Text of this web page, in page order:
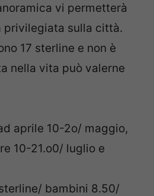
vi permetterà
privilegiata sulla città.
17 sterline e non è
nella vita può valerne
aprile 10-2o/ maggio,
10-21.o0/ luglio e
bambini 8.50/